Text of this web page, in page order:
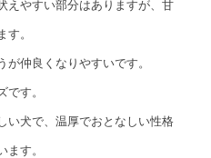
えやすい部分はありますが、甘
。
仲良くなりやすいです。
す。
い犬で、温厚でおとなしい性格
す。